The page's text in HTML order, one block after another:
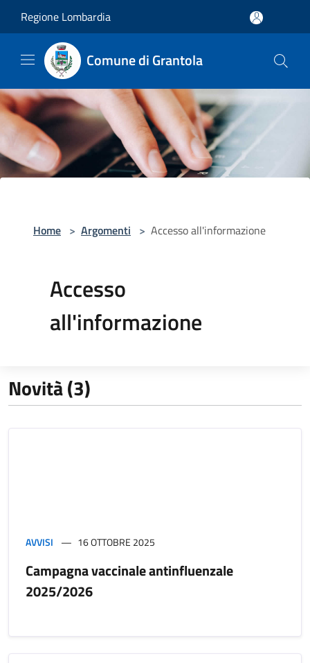
Regione Lombardia
Comune di Grantola
Home > Argomenti > Accesso all'informazione
Accesso
all'informazione
Novità (3)
AVVISI 16 OTTOBRE 2025
Campagna vaccinale antinfluenzale
2025/2026